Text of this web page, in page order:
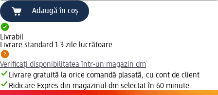
Adaugă în coș
Livrabil
Livrare standard 1-3 zile lucrătoare
Verificați disponibilitatea într-un magazin dm
Livrare gratuită la orice comandă plasată, cu cont de client
Ridicare Expres din magazinul dm selectat în 60 minute.